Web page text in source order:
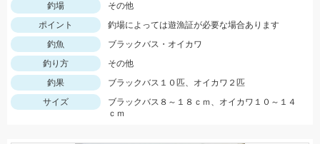
釣場
その他
ポイント
釣場によっては遊漁証が必要な場合あります
釣魚
ブラックバス・オイカワ
釣り方
その他
釣果
ブラックバス１０匹、オイカワ２匹
サイズ
ブラックバス８～１８ｃｍ、オイカワ１０～１４
ｃｍ